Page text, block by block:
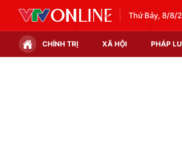
Thứ Bảy, 8/8/
CHÍNH TRỊ XÃ HỘI PHÁP